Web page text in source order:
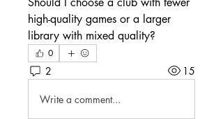
high-quality games or a larger
library with mixed quality?
0
2 15
Write a comment...